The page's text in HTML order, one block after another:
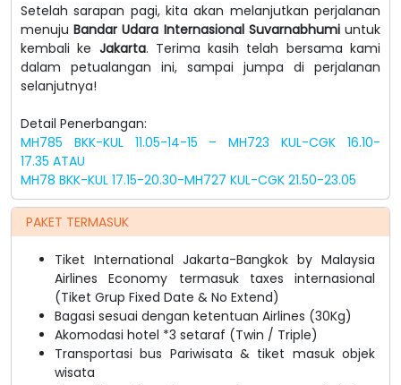
Setelah sarapan pagi, kita akan melanjutkan perjalanan
menujuBandar Udara Internasional Suvarnabhumiuntuk
kembali ke Jakarta. Terima kasih telah bersama kami
dalam petualangan ini, sampai jumpa di perjalanan
selanjutnya!
Detail Penerbangan:
MH785 BKK-KUL 11.05-14-15 – MH723 KUL-CGK 16.10-
17.35 ATAU
MH78 BKK-KUL 17.15-20.30-MH727 KUL-CGK 21.50-23.05
PAKET TERMASUK
Tiket International Jakarta-Bangkok by Malaysia
Airlines Economy termasuk taxes internasional
(Tiket Grup Fixed Date & No Extend)
Bagasi sesuai dengan ketentuan Airlines (30Kg)
Akomodasi hotel *3 setaraf (Twin / Triple)
Transportasi bus Pariwisata & tiket masuk objek
wisata